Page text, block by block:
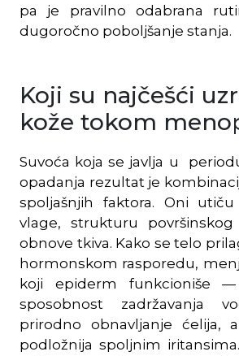
pa je pravilno odabrana
dugoročno poboljšanje stanja.
Koji su najčešći
kože tokom
Suvoća koja se javlja u
opadanja rezultat je
spoljašnjih faktora. Oni
vlage, strukturu
obnove tkiva. Kako se telo
hormonskom rasporedu,
koji epiderm funkcioniše
sposobnost zadržavanja
prirodno obnavljanje ćelija,
podložnija spoljnim